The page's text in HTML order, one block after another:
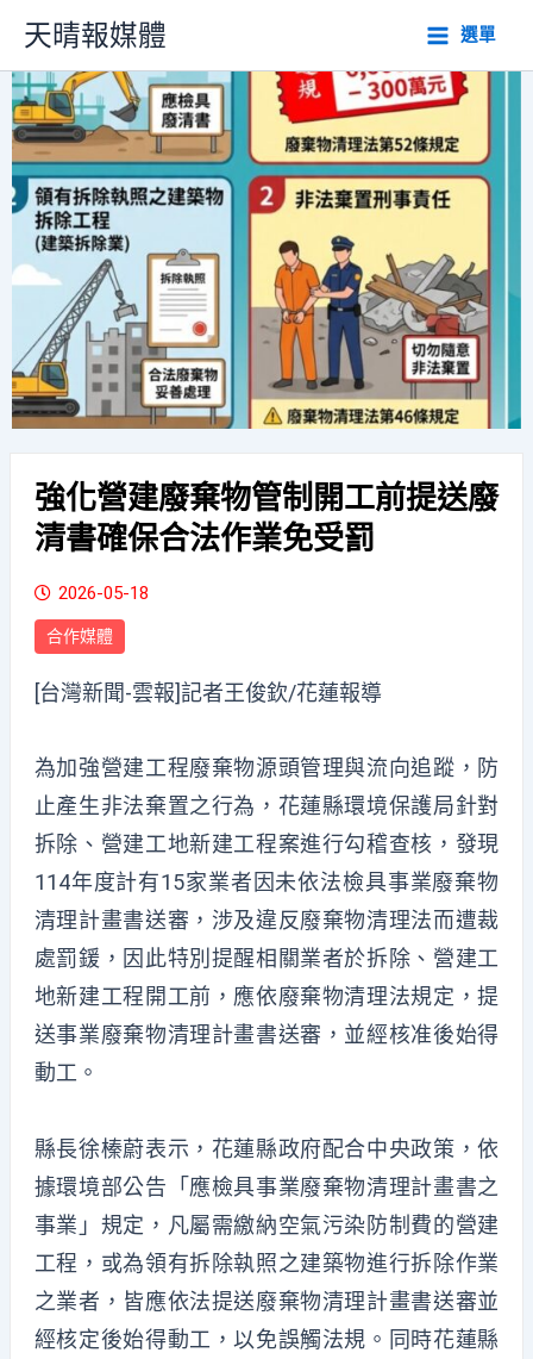
主
要
內
容
天晴報媒體 選單
強化營建廢棄物管制開工前提送廢
清書確保合法作業免受罰
2026-05-18
合作媒體
[台灣新聞-雲報]記者王俊欽/花蓮報導
為加強營建工程廢棄物源頭管理與流向追蹤，防
止產生非法棄置之行為，花蓮縣環境保護局針對
拆除、營建工地新建工程案進行勾稽查核，發現
114年度計有15家業者因未依法檢具事業廢棄物
清理計畫書送審，涉及違反廢棄物清理法而遭裁
處罰鍰，因此特別提醒相關業者於拆除、營建工
地新建工程開工前，應依廢棄物清理法規定，提
送事業廢棄物清理計畫書送審，並經核准後始得
動工。
縣長徐榛蔚表示，花蓮縣政府配合中央政策，依
據環境部公告「應檢具事業廢棄物清理計畫書之
事業」規定，凡屬需繳納空氣污染防制費的營建
工程，或為領有拆除執照之建築物進行拆除作業
之業者，皆應依法提送廢棄物清理計畫書送審並
經核定後始得動工，以免誤觸法規。同時花蓮縣